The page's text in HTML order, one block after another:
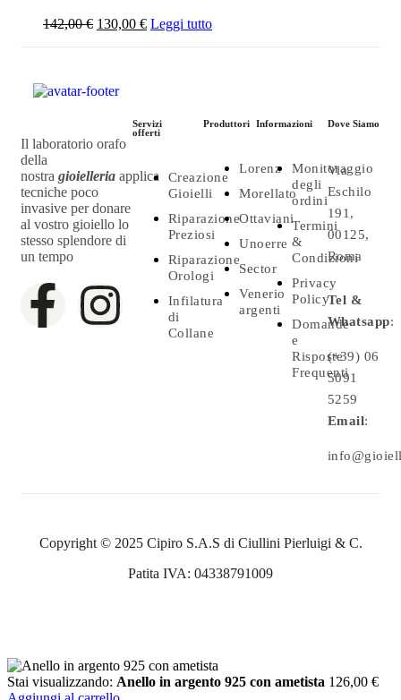
142,00€ 130,00 € Leggi tutto
Il laboratorio orafo
della
nostra gioielleria applica
tecniche poco
invasive per donare
al vostro gioiello lo
stesso splendore di
un tempo
Servizi
offerti
Creazione
Gioielli
Riparazione
Preziosi
Riparazione
Orologi
Infilatura
di
Collane
Produttori
Lorenz
Morellato
Ottaviani
Unoerre
Sector
Venerio
argenti
Informazioni
Monitoraggio
degli
ordini
Termini
&
Condizioni
Privacy
Policy
Domande
e
Risposte
Frequenti
Dove Siamo
Via
Eschilo
191,
00125,
Roma
Tel &
Whatsapp:
(+39) 06
5091
5259
Email:
Copyright © 2025 Cipiro S.A.S di Ciullini Pierluigi & C.
Patita IVA: 04338791009
Stai visualizzando: Anello in argento 925 con ametista 126,00 €